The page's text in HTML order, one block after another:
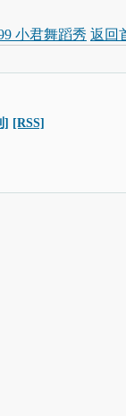
小君舞蹈秀 返回
] [RSS]